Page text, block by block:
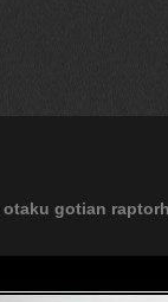
otaku gotian